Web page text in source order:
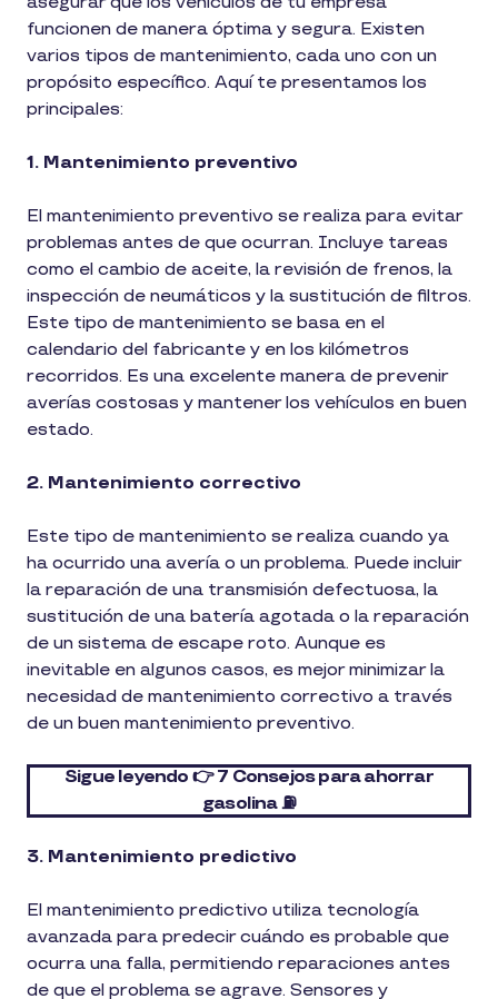
funcionen de manera óptima y segura. Existen
varios tipos de mantenimiento, cada uno con un
propósito específico. Aquí te presentamos los
principales:
1. Mantenimiento preventivo
El mantenimiento preventivo se realiza para evitar
problemas antes de que ocurran. Incluye tareas
como el cambio de aceite, la revisión de frenos, la
inspección de neumáticos y la sustitución de filtros.
Este tipo de mantenimiento se basa en el
calendario del fabricante y en los kilómetros
recorridos. Es una excelente manera de prevenir
averías costosas y mantener los vehículos en buen
estado.
2. Mantenimiento correctivo
Este tipo de mantenimiento se realiza cuando ya
ha ocurrido una avería o un problema. Puede incluir
la reparación de una transmisión defectuosa, la
sustitución de una batería agotada o la reparación
de un sistema de escape roto. Aunque es
inevitable en algunos casos, es mejor minimizar la
necesidad de mantenimiento correctivo a través
de un buen mantenimiento preventivo.
Sigue leyendo 👉 7 Consejos para ahorrar
gasolina ⛽
3. Mantenimiento predictivo
El mantenimiento predictivo utiliza tecnología
avanzada para predecir cuándo es probable que
ocurra una falla, permitiendo reparaciones antes
de que el problema se agrave. Sensores y